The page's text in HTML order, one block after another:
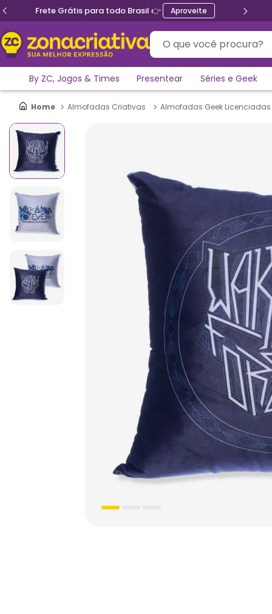
Frete Grátis para todo Brasil 👉 Aproveite
O que você procura?
By ZC, Jogos & Times Presentear Séries e Geek
Almofadas Criativas Almofadas Geek Licenciadas